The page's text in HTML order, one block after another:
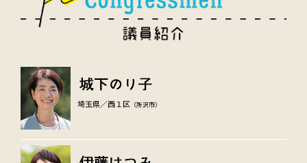
埼玉県／西１区 （所沢市）